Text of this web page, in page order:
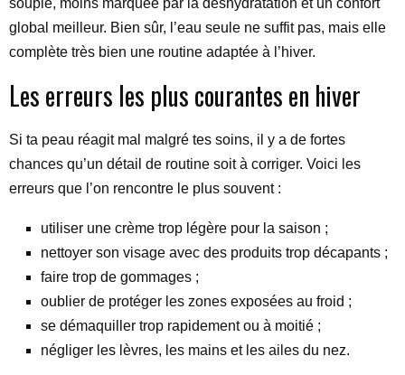
souple, moins marquée par la déshydratation et un confort
global meilleur. Bien sûr, l’eau seule ne suffit pas, mais elle
complète très bien une routine adaptée à l’hiver.
Les erreurs les plus courantes en hiver
Si ta peau réagit mal malgré tes soins, il y a de fortes
chances qu’un détail de routine soit à corriger. Voici les
erreurs que l’on rencontre le plus souvent :
utiliser une crème trop légère pour la saison ;
nettoyer son visage avec des produits trop décapants ;
faire trop de gommages ;
oublier de protéger les zones exposées au froid ;
se démaquiller trop rapidement ou à moitié ;
négliger les lèvres, les mains et les ailes du nez.